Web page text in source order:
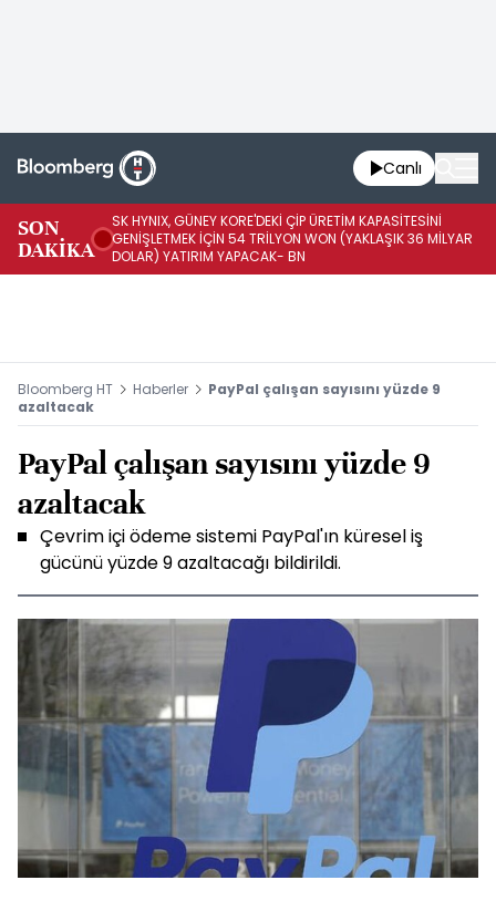
Canlı
SON
DAKİKA
SK HYNIX, GÜNEY KORE'DEKİ ÇİP ÜRETİM KAPASİTESİNİ
GENİŞLETMEK İÇİN 54 TRİLYON WON (YAKLAŞIK 36 MİLYAR
DOLAR) YATIRIM YAPACAK- BN
Bloomberg HT Haberler
PayPal çalışan sayısını yüzde 9
azaltacak
PayPal çalışan sayısını yüzde 9
azaltacak
Çevrim içi ödeme sistemi PayPal'ın küresel iş
gücünü yüzde 9 azaltacağı bildirildi.